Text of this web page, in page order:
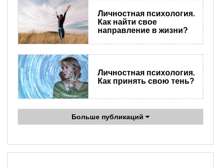
Личностная психология.
Как найти свое
направление в жизни?
Личностная психология.
Как принять свою тень?
Больше публикаций